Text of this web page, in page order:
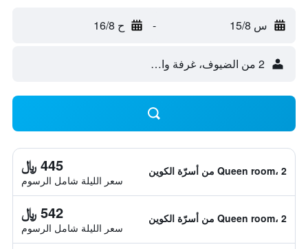
س 15/8 - ح 16/8
2 من الضيوف، غرفة واحدة
Queen room، 2 من أسرّة الكوين 445 ﷼
سعر الليلة شامل الرسوم
Queen room، 2 من أسرّة الكوين 542 ﷼
سعر الليلة شامل الرسوم